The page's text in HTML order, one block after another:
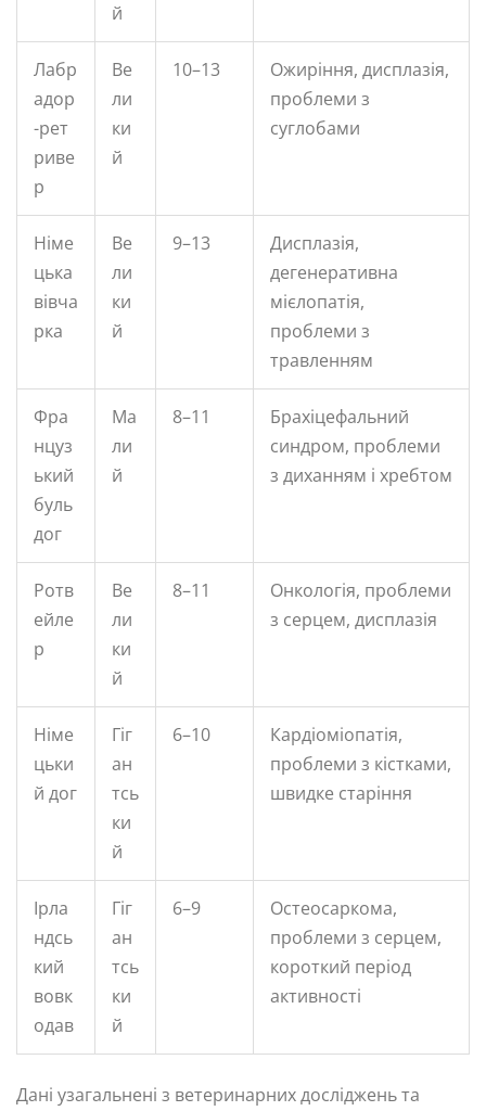
й
Лабр
адор
-рет
риве
р
Ве
ли
ки
й
10–13
Ожиріння, дисплазія,
проблеми з
суглобами
Німе
цька
вівча
рка
Ве
ли
ки
й
9–13
Дисплазія,
дегенеративна
мієлопатія,
проблеми з
травленням
Фра
нцуз
ький
буль
дог
Ма
ли
й
8–11
Брахіцефальний
синдром, проблеми
з диханням і хребтом
Ротв
ейле
р
Ве
ли
ки
й
8–11
Онкологія, проблеми
з серцем, дисплазія
Німе
цьки
й дог
Гіг
ан
тсь
ки
й
6–10
Кардіоміопатія,
проблеми з кістками,
швидке старіння
Ірла
ндсь
кий
вовк
одав
Гіг
ан
тсь
ки
й
6–9
Остеосаркома,
проблеми з серцем,
короткий період
активності
Дані узагальнені з ветеринарних досліджень та